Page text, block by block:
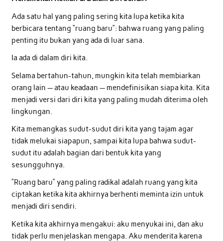
Ada satu hal yang paling sering kita lupa ketika kita
berbicara tentang “ruang baru”: bahwa ruang yang paling
penting itu bukan yang ada di luar sana.
Ia ada di dalam diri kita.
Selama bertahun-tahun, mungkin kita telah membiarkan
orang lain — atau keadaan — mendefinisikan siapa kita. Kita
menjadi versi dari diri kita yang paling mudah diterima oleh
lingkungan.
Kita memangkas sudut-sudut diri kita yang tajam agar
tidak melukai siapapun, sampai kita lupa bahwa sudut-
sudut itu adalah bagian dari bentuk kita yang
sesungguhnya.
“Ruang baru” yang paling radikal adalah ruang yang kita
ciptakan ketika kita akhirnya berhenti meminta izin untuk
menjadi diri sendiri.
Ketika kita akhirnya mengakui: aku menyukai ini, dan aku
tidak perlu menjelaskan mengapa. Aku menderita karena